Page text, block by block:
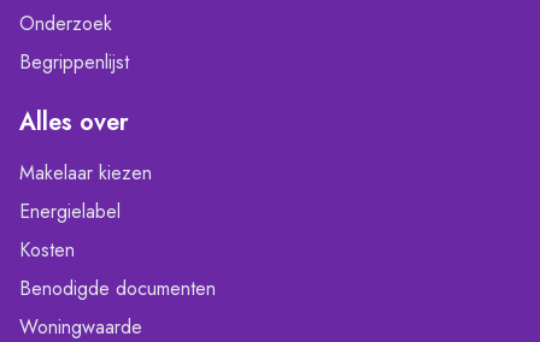
Onderzoek
Begrippenlijst
Alles over
Makelaar kiezen
Energielabel
Kosten
Benodigde documenten
Woningwaarde